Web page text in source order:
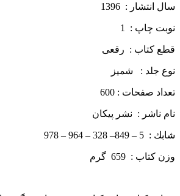
سال انتشار : 1396
نوبت چاپ : 1
قطع كتاب : رقعی
نوع جلد : شمیز
تعداد صفحات : 600
نام ناشر : نشر پيكان
شابك : 5 – 849– 328 – 964 – 978
وزن كتاب : 659 گرم